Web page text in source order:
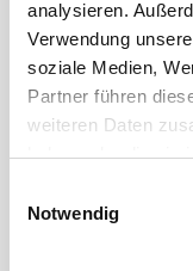
analysieren.
Verwendung
soziale Medien,
Partner führen
weiteren Daten
haben oder die sie
Notwendig
Juni 2020
Mai 2020
April 2020
März 2020
Februar 2020
Dezember 2019